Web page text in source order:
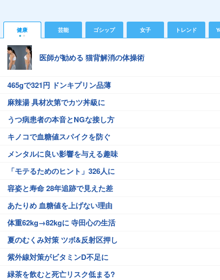
健康 芸能 ゴシップ 女子 トレンド
医師が勧める 猫背解消の体操術
465gで321円 ドンキプリン品薄
麻辣湯 具材次第でカツ丼級に
うつ病患者の本音とNGな接し方
キノコで血糖値スパイクを防ぐ
メンタルに良い影響を与える趣味
「モテるためのヒント」326人に
容姿と寿命 28年追跡で見えた差
あたりめ 血糖値を上げない理由
体重62kg→82kgに 寺田心の生活
夏のむくみ対策 ツボ&反射区押し
紫外線対策がビタミンD不足に
緑茶を飲むと死亡リスク低まる?